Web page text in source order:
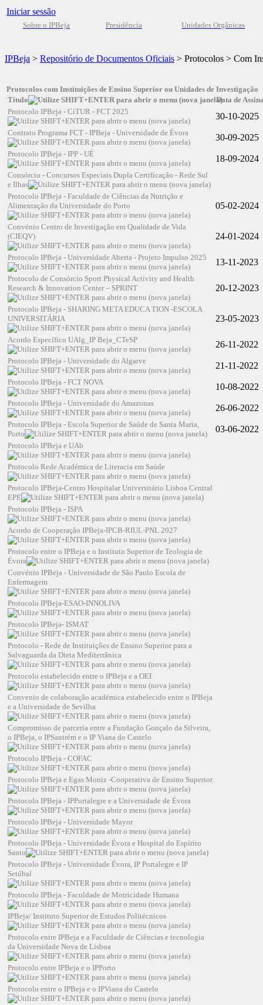
Iniciar sessão
Sobre o IPBeja Presidência Unidades Orgânicas
IPBeja > Repositório de Documentos Oficiais > Protocolos > Com
Protocolos com Instituições de Ensino Superior ou Unidades de Investigação
Título
Data de
Protocolo IPBeja - CiTUR - FCT 2025
30-10-2025
Contrato Programa FCT - IPBeja - Universidade de Évora 30-09-2025
Protocolo IPBeja - IPP - UÉ 18-09-2024
Consórcio - Concursos Especiais Dupla Certificação - Rede Sul
e Ilhas
Protocolo IPBeja - Faculdade de Ciências da Nutrição e
Alimentação da Universidade do Porto
05-02-2024
Convénio Centro de Investigação em Qualidade de Vida
(CIEQV)
24-01-2024
Protocolo IPBeja - Universidade Aberta - Projeto Impulso 2025 13-11-2023
Protocolo de Consórcio Sport Physical Activity and Health
Research & Innovation Center – SPRINT
20-12-2023
Protocolo IPBeja - SHARING META EDUCA TION -ESCOLA
UNIVERSITÁRIA
23-05-2023
Acordo Específico UAlg_IP Beja_CTeSP 26-11-2022
Protocolo IPBeja - Universidade do Algarve 21-11-2022
Protocolo IPBeja - FCT NOVA 10-08-2022
Protocolo IPBeja - Universidade do Amazonas 26-06-2022
Protocolo IPBeja - Escola Superior de Saúde de Santa Maria,
Porto
03-06-2022
Protocolo IPBeja e UAb
Protocolo Rede Académica de Literacia em Saúde
Protocolo IPBeja-Centro Hospitalar Universitário Lisboa Central
EPE
Protocolo IPBeja - ISPA
Acordo de Cooperação IPBeja-IPCB-RIUL-PNL 2027
Protocolo entre o IPBeja e o Instituto Superior de Teologia de
Évora
Convénio IPBeja - Universidade de São Paulo Escola de
Enfermagem
Protocolo IPBeja-ESAO-INNOLIVA
Protocolo IPBeja- ISMAT
Protocolo - Rede de Instituições de Ensino Superior para a
Salvaguarda da Dieta Mediterrânica
Protocolo estabelecido entre o IPBeja e a OEI
Convenio de colaboração académica estabelecido entre o IPBeja
e a Universidade de Sevilha
Compromisso de parceria entre a Fundação Gonçalo da Silveira,
o IPBeja, o IPSantrém e o IP Viana do Castelo
Protocolo IPBeja - COFAC
Protocolo IPBeja e Egas Moniz -Cooperativa de Ensino Superior
Protocolo IPBeja - IPPortalegre e a Universidade de Évora
Protocolo IPBeja - Universidade Mayor
Protocolo IPBeja - Universidade Évora e Hospital do Espírito
Santo
Protocolo IPBeja - Universidade Évora, IP Portalegre e IP
Setúbal
Protocolo IPBeja - Faculdade de Motricidade Humana
IPBeja/ Instituto Superior de Estudos Politécnicos
Protocolo entre IPBeja e a Faculdade de Ciências e tecnologia
da Universidade Nova de Lisboa
Protocolo entre IPBeja e o IPPorto
Protocolo entre o IPBeja e o IPViana do Castelo